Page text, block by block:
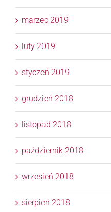
marzec 2019
luty 2019
styczeń 2019
grudzień 2018
listopad 2018
październik 2018
wrzesień 2018
sierpień 2018